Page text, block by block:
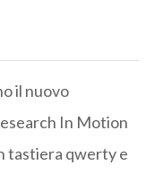
il nuovo
In Motion
tastiera qwerty e